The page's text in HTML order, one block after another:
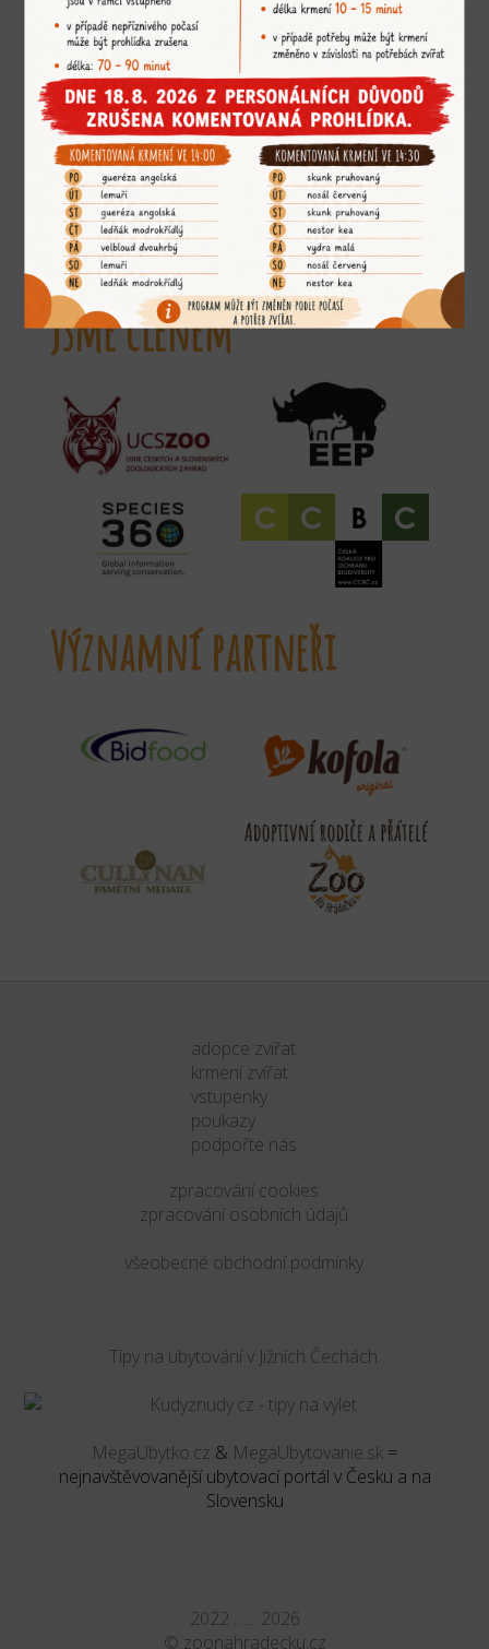
Jsme členem
Významní partneři
adopce zvířat
krmení zvířat
vstupenky
poukazy
podpořte nás
zpracování cookies
zpracování osobních údajů
všeobecné obchodní podmínky
Tipy na ubytování v Jižních Čechách.
MegaUbytko.cz & MegaUbytovanie.sk =
nejnavštěvovanější ubytovací portál v Česku a na
Slovensku
2022 ....... 2026
© zoonahradecku.cz